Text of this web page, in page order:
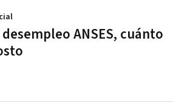
ANSES, cuánto